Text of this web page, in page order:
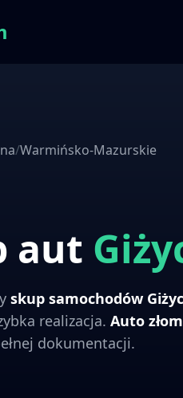
/Warmińsko-Mazurskie
aut
skup samochodów
realizacja. Auto złom
dokumentacji.